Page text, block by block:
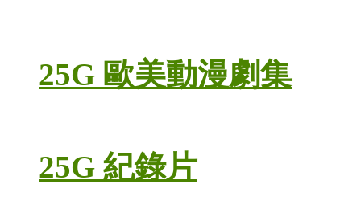
25G 歐美動漫劇集
25G 紀錄片